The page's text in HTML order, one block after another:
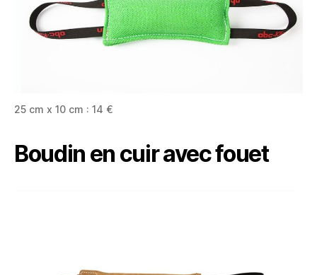
25 cm x 10 cm : 14 €
Boudin en cuir avec fouet